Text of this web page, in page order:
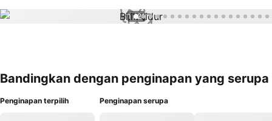
1 / 21
Bandingkan dengan penginapan yang serupa
Penginapan terpilih Penginapan serupa